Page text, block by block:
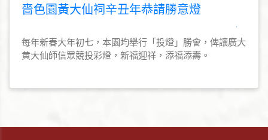
嗇色園黃大仙祠辛丑年恭請勝意燈
每年新春大年初七，本園均舉行「投燈」勝會，俾讓廣大
黄大仙師信眾競投彩燈，新福迎祥，添福添壽。